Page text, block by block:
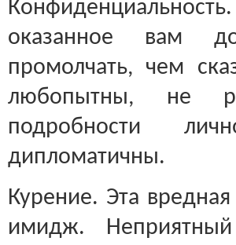
оказанное вам
промолчать, чем
любопытны, не
подробности
дипломатичны.
Курение. Эта
имидж.